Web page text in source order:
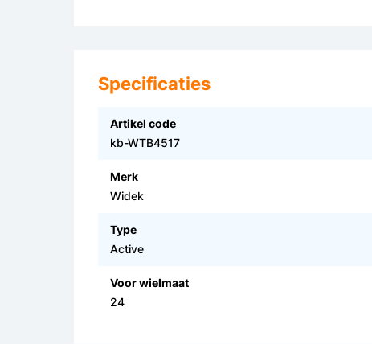
Specificaties
Artikel code
kb-WTB4517
Merk
Widek
Type
Active
Voor wielmaat
24